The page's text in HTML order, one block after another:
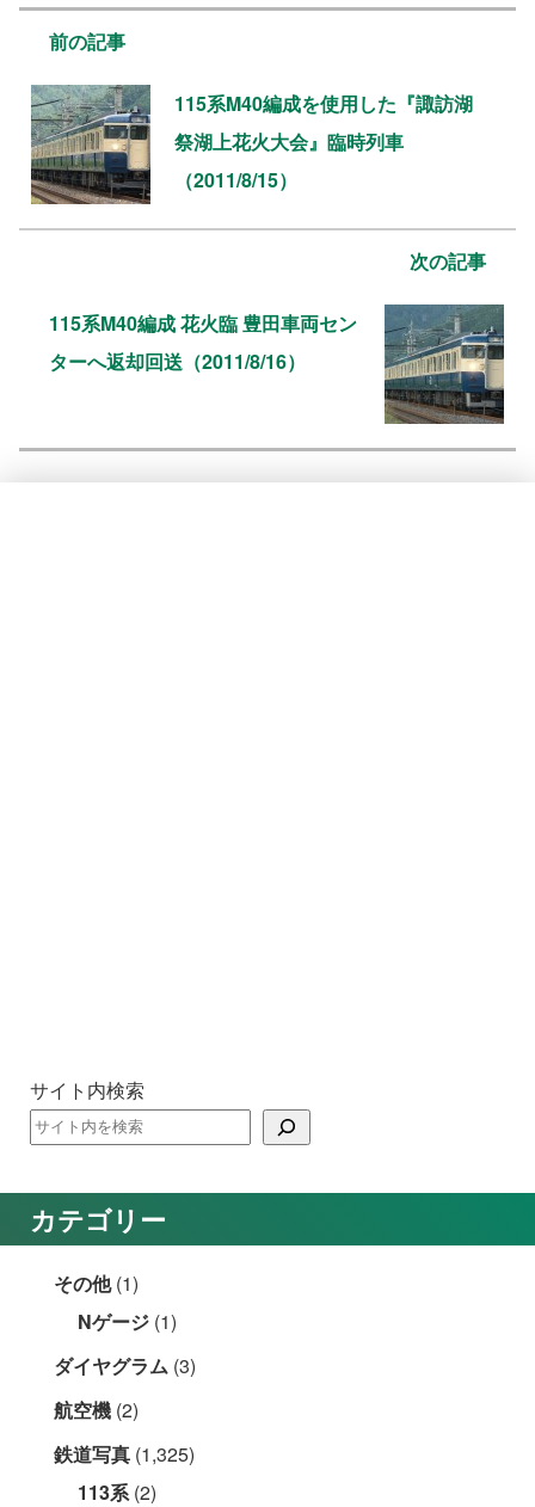
前の記事
115系M40編成を使用した『諏訪湖
祭湖上花火大会』臨時列車
（2011/8/15）
次の記事
115系M40編成 花火臨 豊田車両セン
ターへ返却回送（2011/8/16）
サイト内検索
カテゴリー
その他(1)
Nゲージ (1)
ダイヤグラム (3)
航空機 (2)
鉄道写真 (1,325)
113系(2)